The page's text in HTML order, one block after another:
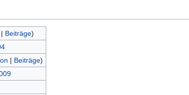
| Beiträge)
| Beiträge)